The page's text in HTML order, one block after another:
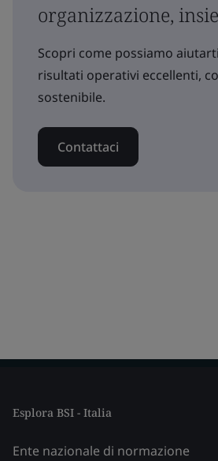
organizzazione,
Scopri come possiamo
risultati operativi eccellenti,
sostenibile.
Contattaci
Esplora BSI - Italia
Ente nazionale di normazione